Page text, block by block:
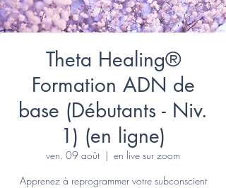
Theta Healing®
Formation ADN de
base (Débutants - Niv.
1) (en ligne)
ven. 09 août
  |
en live sur zoom
Apprenez à reprogrammer votre subconscient